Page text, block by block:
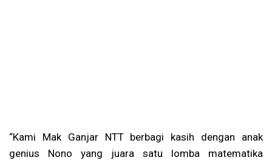
“Kami Mak Ganjar NTT berbagi kasih dengan anak
genius Nono yang juara satu lomba matematika